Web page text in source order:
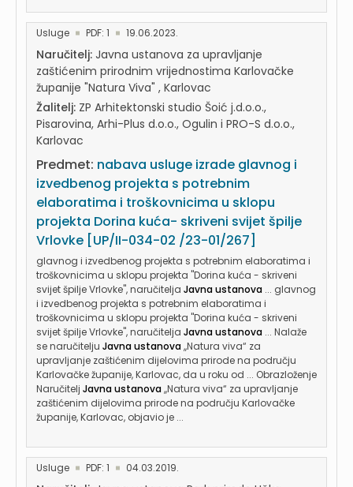
Usluge PDF: 1 19.06.2023.
Naručitelj: Javna ustanova za upravljanje
zaštićenim prirodnim vrijednostima Karlovačke
županije "Natura Viva" , Karlovac
Žalitelj: ZP Arhitektonski studio Šoić j.d.o.o.,
Pisarovina, Arhi-Plus d.o.o., Ogulin i PRO-S d.o.o.,
Karlovac
Predmet: nabava usluge izrade glavnog i
izvedbenog projekta s potrebnim
elaboratima i troškovnicima u sklopu
projekta Dorina kuća- skriveni svijet špilje
Vrlovke [UP/II-034-02 /23-01/267]
glavnog i izvedbenog projekta s potrebnim elaboratima i
troškovnicima u sklopu projekta "Dorina kuća - skriveni
svijet špilje Vrlovke", naručitelja Javna ustanova ... glavnog
i izvedbenog projekta s potrebnim elaboratima i
troškovnicima u sklopu projekta "Dorina kuća - skriveni
svijet špilje Vrlovke", naručitelja Javna ustanova ... Nalaže
se naručitelju Javna ustanova,,Natura viva“ za
upravljanje zaštićenim dijelovima prirode na području
Karlovačke županije, Karlovac, da u roku od ... Obrazloženje
Naručitelj Javna ustanova,,Natura viva“ za upravljanje
zaštićenim dijelovima prirode na području Karlovačke
županije, Karlovac, objavio je ...
Usluge PDF: 1 04.03.2019.